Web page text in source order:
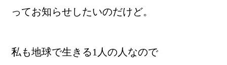
ってお知らせしたいのだけど。
私も地球で生きる1人の人なので